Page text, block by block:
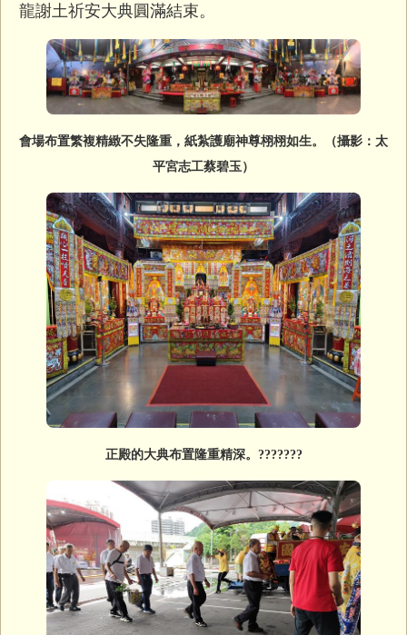
龍謝土祈安大典圓滿結束。
會場布置繁複精緻不失隆重，紙紮護廟神尊栩栩如生。（攝影：太
平宮志工蔡碧玉）
正殿的大典布置隆重精深。???????